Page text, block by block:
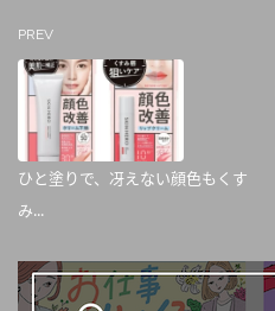
PREV
ひと塗りで、冴えない顔色もくす
み...